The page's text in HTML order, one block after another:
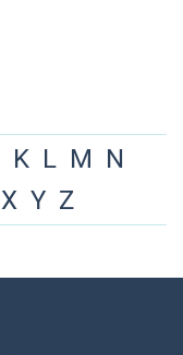
K L M N
X Y Z